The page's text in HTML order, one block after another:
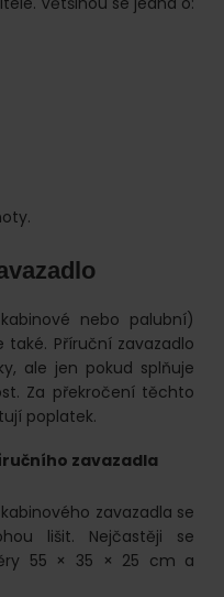
nebo palubní)
také. Příruční zavazadlo
ale jen pokud splňuje
Za překročení těchto
poplatek.
zavazadla
zavazadla se
lišit. Nejčastěji se
55 × 35 × 25 cm a